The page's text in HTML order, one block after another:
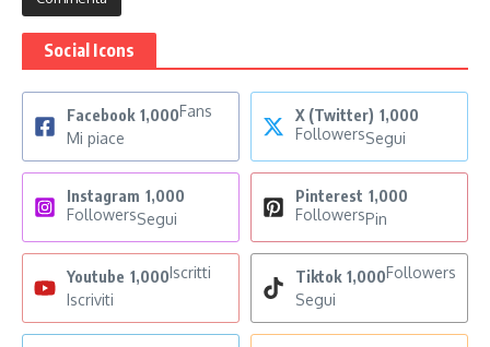
Social Icons
Facebook 1,000Fans
Mi piace
X (Twitter) 1,000
FollowersSegui
Instagram 1,000
FollowersSegui
Pinterest 1,000
FollowersPin
Youtube 1,000Iscritti
Iscriviti
Tiktok 1,000Followers
Segui